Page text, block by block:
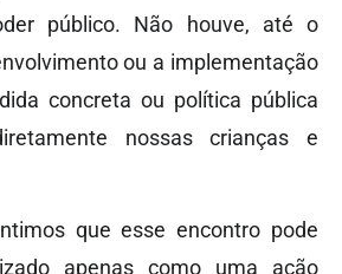
público. Não houve, até o
ou a implementação
concreta ou política pública
nossas crianças e
que esse encontro pode
apenas como uma ação